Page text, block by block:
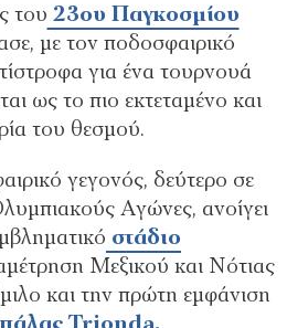
του 23ου Παγκοσμίου
με τον ποδοσφαιρικό
για ένα τουρνουά
ως το πιο εκτεταμένο και
του θεσμού.
γεγονός, δεύτερο σε
Αγώνες, ανοίγει
στάδιο
Μεξικού και Νότιας
και την πρώτη εμφάνιση